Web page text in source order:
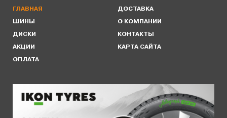
ГЛАВНАЯ
ШИНЫ
ДИСКИ
АКЦИИ
ОПЛАТА
ДОСТАВКА
О КОМПАНИИ
КОНТАКТЫ
КАРТА САЙТА